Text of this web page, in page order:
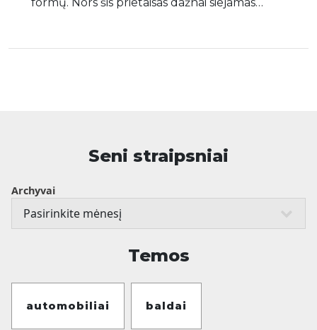
Seni straipsniai
Archyvai
Temos
automobiliai baldai